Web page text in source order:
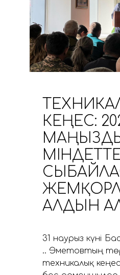
КЕҢЕС:
АЛДЫН
31 наурыз күні
Қ.Қ. Әметовтың
техникалық